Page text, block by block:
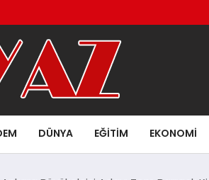
DÜNYA EĞITIM EKONOMI